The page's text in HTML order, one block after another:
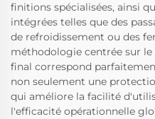
finitions spécialisées, ainsi
intégrées telles que des
de refroidissement ou des
méthodologie centrée sur
final correspond
non seulement une
qui améliore la facilité
l'efficacité opérationnelle